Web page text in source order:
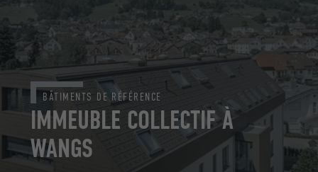
IMMEUBLE COLLECTIF À
WANGS
BÂTIMENTS DE RÉFÉRENCE